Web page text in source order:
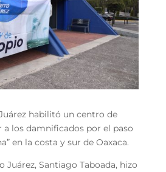
habilitó un centro de
a los damnificados por el paso
en la costa y sur de Oaxaca.
Juárez, Santiago Taboada, hizo